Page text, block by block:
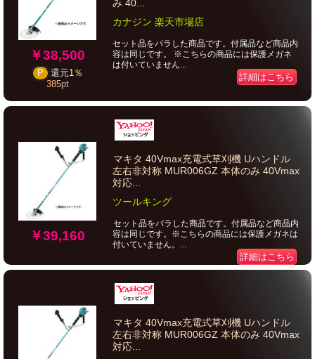
￥38,500
P 還元1％
385pt
み 40...
カナジン 楽天市場店
セット品をバラした商品です。付属品など商品内
容は同じです。 ※こちらの商品には保護メガネ
は付いていません...
詳細はこちら
￥39,160
マキタ 40Vmax充電式草刈機 Uハンドル
左右非対称 MUR006GZ 本体のみ 40Vmax
対応...
ツールキング
セット品をバラした商品です。付属品など商品内
容は同じです。※こちらの商品には保護メガネは
付いていません。...
詳細はこちら
マキタ 40Vmax充電式草刈機 Uハンドル
左右非対称 MUR006GZ 本体のみ 40Vmax
対応...